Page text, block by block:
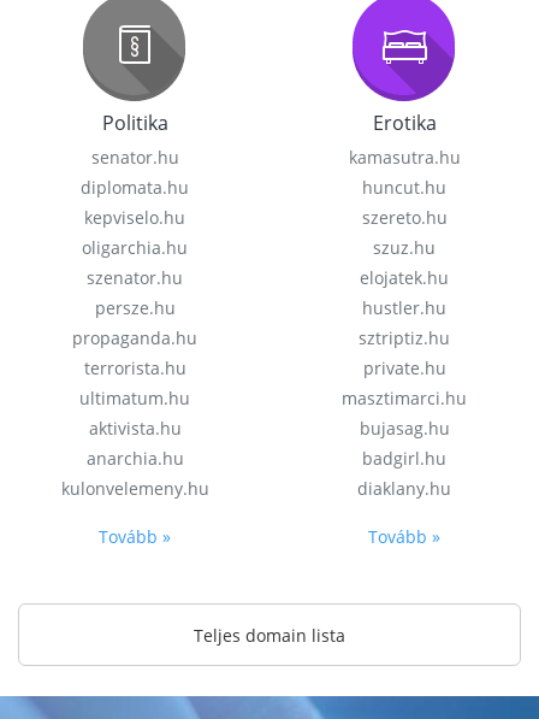
Politika
senator.hu
diplomata.hu
kepviselo.hu
oligarchia.hu
szenator.hu
persze.hu
propaganda.hu
terrorista.hu
ultimatum.hu
aktivista.hu
anarchia.hu
kulonvelemeny.hu
Tovább »
Erotika
kamasutra.hu
huncut.hu
szereto.hu
szuz.hu
elojatek.hu
hustler.hu
sztriptiz.hu
private.hu
masztimarci.hu
bujasag.hu
badgirl.hu
diaklany.hu
Tovább »
Teljes domain lista